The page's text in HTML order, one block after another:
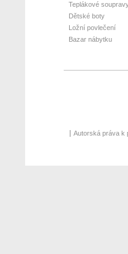
Teplákové
Dětské boty
Ložní povlečení
Bazar nábytku
Autorská práva k